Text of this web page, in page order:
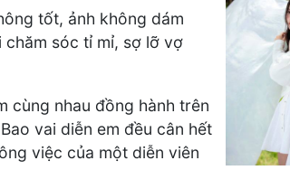
tốt, ảnh không dám
sóc tỉ mỉ, sợ lỡ vợ
cùng nhau đồng hành trên
vai diễn em đều cân hết
việc của một diễn viên